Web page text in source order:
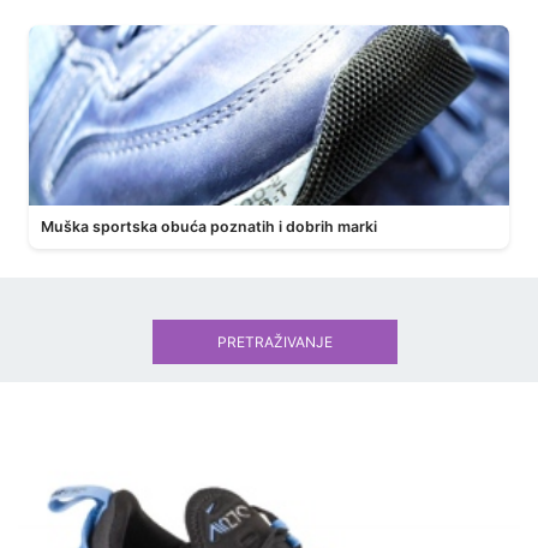
Muška sportska obuća poznatih i dobrih marki
PRETRAŽIVANJE